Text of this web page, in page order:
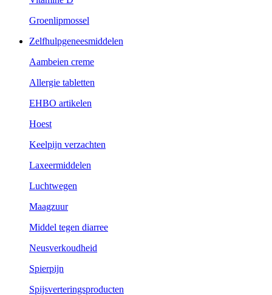
Groenlipmossel
Zelfhulpgeneesmiddelen
Aambeien creme
Allergie tabletten
EHBO artikelen
Hoest
Keelpijn verzachten
Laxeermiddelen
Luchtwegen
Maagzuur
Middel tegen diarree
Neusverkoudheid
Spierpijn
Spijsverteringsproducten